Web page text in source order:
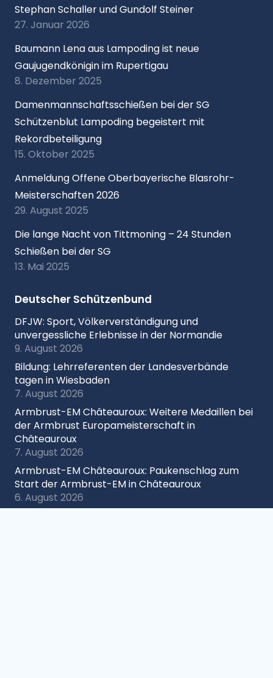
Stephan Schaller und Gundolf Steiner
27. Januar 2026
Baumann Lena aus Lampoding ist neue
Gaujugendkönigin im Rupertigau
8. Dezember 2025
Damenmannschaftsschießen bei der SG
Schützenblut Lampoding begeistert mit
Rekordbeteiligung
15. Oktober 2025
Anmeldung Offene Oberbayerische Blasrohr-
Meisterschaften 2026
29. August 2025
Die lange Nacht von Tittmoning – 24 Stunden
Schießen bei der SG
13. Mai 2025
Deutscher Schützenbund
DFJW: Sport, Völkerverständigung und
unvergessliche Erlebnisse in der Normandie
9. August 2026
Bildung: Lehrreferenten der Landesverbände
tagen in Wiesbaden
7. August 2026
Armbrust-EM Châteauroux: Weitere Medaillen bei
der Armbrust Europameisterschaft in
Châteauroux
7. August 2026
Armbrust-EM Châteauroux: Paukenschlag zum
Start der Armbrust-EM in Châteauroux
6. August 2026